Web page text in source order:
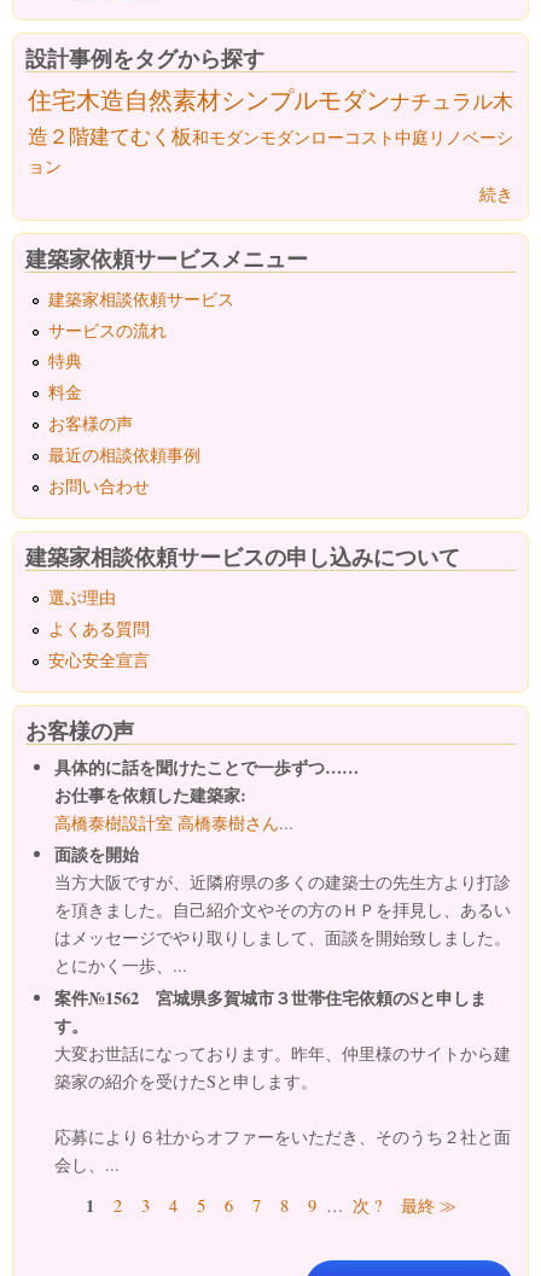
設計事例をタグから探す
住宅木造自然素材シンプルモダンナチュラル木
造２階建てむく板和モダンモダンローコスト中庭 リノベーシ
ョン
続き
建築家依頼サービスメニュー
建築家相談依頼サービス
サービスの流れ
特典
料金
お客様の声
最近の相談依頼事例
お問い合わせ
建築家相談依頼サービスの申し込みについて
選ぶ理由
よくある質問
安心安全宣言
お客様の声
具体的に話を聞けたことで一歩ずつ……
お仕事を依頼した建築家:
高橋泰樹設計室 高橋泰樹さん...
面談を開始
当方大阪ですが、近隣府県の多くの建築士の先生方より打診
を頂きました。自己紹介文やその方のＨＰを拝見し、あるい
はメッセージでやり取りしまして、面談を開始致しました。
とにかく一歩、...
案件№1562 宮城県多賀城市３世帯住宅依頼のSと申しま
す。
大変お世話になっております。昨年、仲里様のサイトから建
築家の紹介を受けたSと申します。
応募により６社からオファーをいただき、そのうち２社と面
会し、...
ページ1 2 3 4 5 6 7 8 9 … 次 ? 最終 ≫